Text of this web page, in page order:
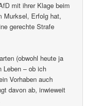
mit ihrer Klage beim
Murksel, Erfolg hat,
gerechte Strafe
(obwohl heute ja
Leben – ob ich
Vorhaben auch
davon ab, inwieweit